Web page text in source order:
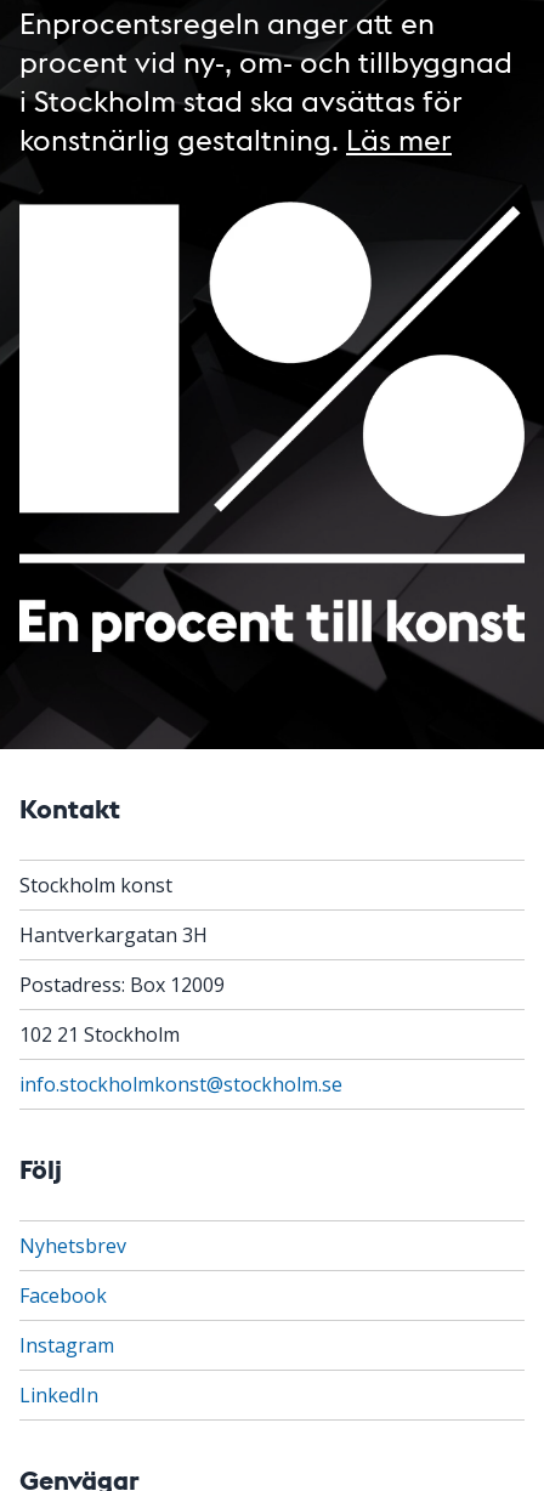
Enprocentsregeln anger att en
procent vid ny-, om- och tillbyggnad
i Stockholm stad ska avsättas för
konstnärlig gestaltning. Läs mer
Kontakt
Stockholm konst
Hantverkargatan 3H
Postadress: Box 12009
102 21 Stockholm
info.stockholmkonst@stockholm.se
Följ
Nyhetsbrev
Facebook
Instagram
LinkedIn
Genvägar